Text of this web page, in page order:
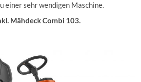
einer sehr wendigen Maschine.
Mähdeck Combi 103.